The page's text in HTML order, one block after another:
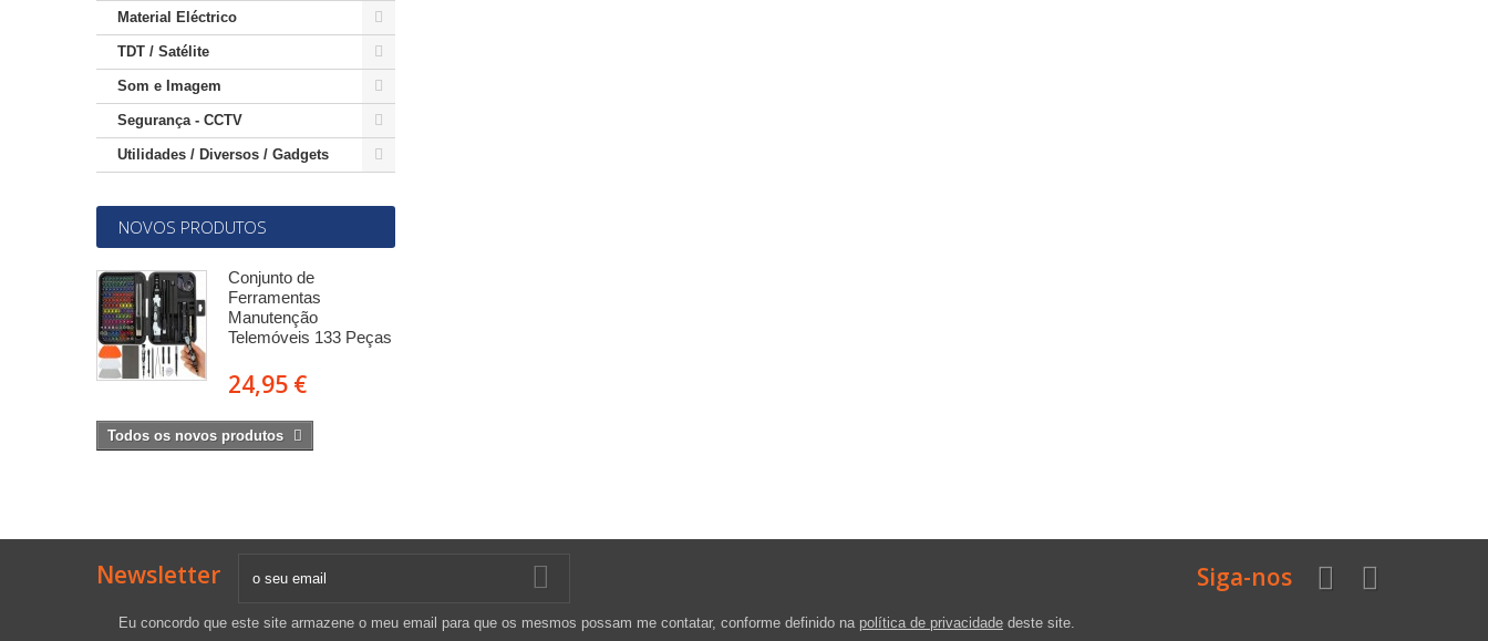
Material Eléctrico
TDT / Satélite
Som e Imagem
Segurança - CCTV
Utilidades / Diversos / Gadgets
NOVOS PRODUTOS
Conjunto de
Ferramentas
Manutenção
Telemóveis 133 Peças
24,95 €
Todos os novos produtos
Newsletter
Eu concordo que este site armazene o meu email para que os mesmos possam me contatar, conforme definido na política de privacidade deste site.
Siga-nos